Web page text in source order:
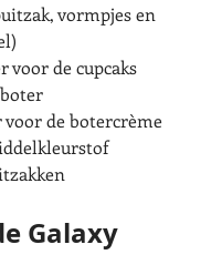
vormpjes en
voor de cupcaks
voor de botercrème
Galaxy